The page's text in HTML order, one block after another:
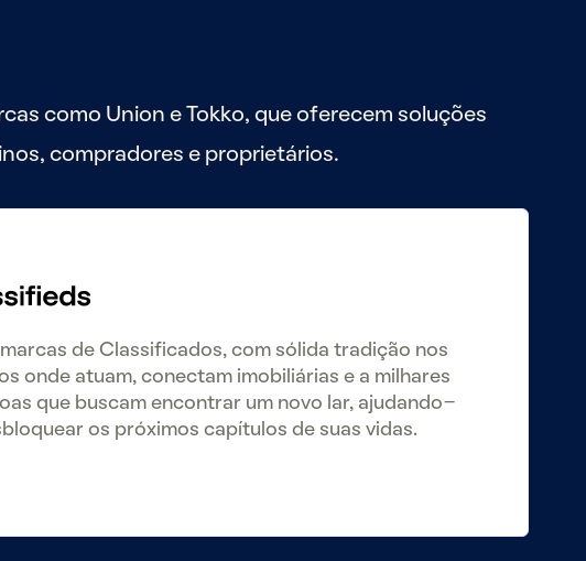
como Union e Tokko, que oferecem soluções
compradores e proprietários.
marcas de Classificados, com sólida tradição nos
onde atuam, conectam imobiliárias e a milhares
que buscam encontrar um novo lar, ajudando-
os próximos capítulos de suas vidas.